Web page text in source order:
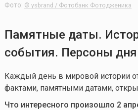
Фото: © ysbrand / Фотобанк Фотодженика
Памятные даты.
события. Персоны дня
Каждый день в мировой истории
фактами, памятными датами,
Что интересного произошло 2